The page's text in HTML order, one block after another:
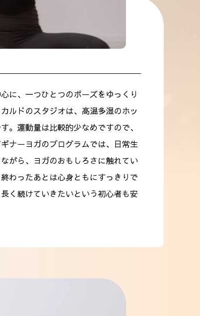
に、一つひとつのポーズをゆっくり
ルドのスタジオは、高温多湿のホッ
。運動量は比較的少なめですので、
ナーヨガのプログラムでは、日常生
がら、ヨガのおもしろさに触れてい
わったあとは心身ともにすっきりで
く続けていきたいという初心者も安